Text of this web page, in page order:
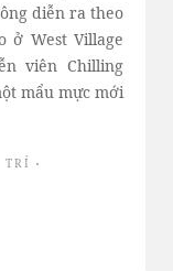
diễn ra theo
ở West Village
viên Chilling
mẩu mực mới